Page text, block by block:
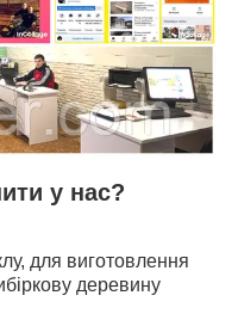
у нас?
для виготовлення
деревину